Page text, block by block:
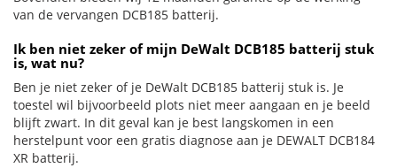
van de vervangen DCB185 batterij.
Ik ben niet zeker of mijn DeWalt DCB185 batterij stuk
is, wat nu?
Ben je niet zeker of je DeWalt DCB185 batterij stuk is. Je
toestel wil bijvoorbeeld plots niet meer aangaan en je beeld
blijft zwart. In dit geval kan je best langskomen in een
herstelpunt voor een gratis diagnose aan je DEWALT DCB184
XR batterij.